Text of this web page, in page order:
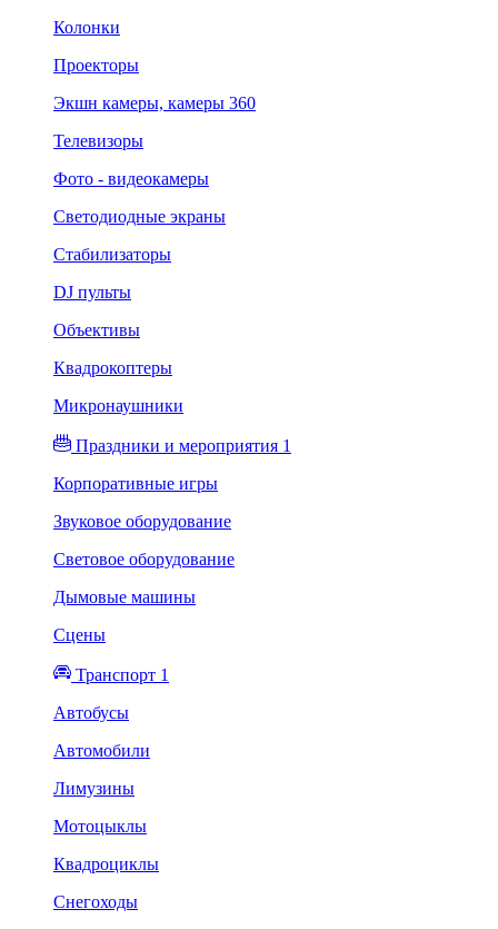
Колонки
Проекторы
Экшн камеры, камеры 360
Телевизоры
Фото - видеокамеры
Светодиодные экраны
Стабилизаторы
DJ пульты
Объективы
Квадрокоптеры
Микронаушники
Праздники и мероприятия 1
Корпоративные игры
Звуковое оборудование
Световое оборудование
Дымовые машины
Сцены
Транспорт 1
Автобусы
Автомобили
Лимузины
Мотоцыклы
Квадроциклы
Снегоходы